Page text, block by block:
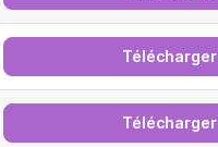
Télécharger
Télécharger